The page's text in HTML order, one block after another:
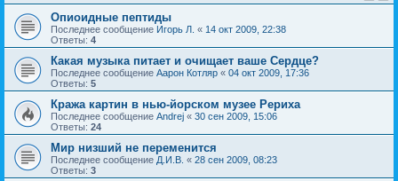
Опиоидные пептиды
Последнее сообщение Игорь Л. « 14 окт 2009, 22:38
Ответы: 4
Какая музыка питает и очищает ваше Сердце?
Последнее сообщение Аарон Котляр « 04 окт 2009, 17:36
Ответы: 5
Кража картин в нью-йорском музее Рериха
Последнее сообщение Andrej « 30 сен 2009, 15:06
Ответы: 24
Мир низший не переменится
Последнее сообщение Д.И.В. « 28 сен 2009, 08:23
Ответы: 3